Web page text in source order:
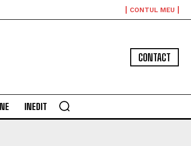
CONTUL MEU
CONTACT
INEDIT